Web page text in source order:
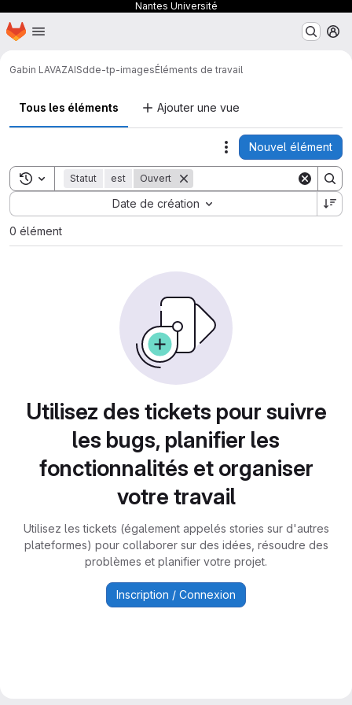
Nantes Université
Passer au contenu principal
Page d'accueil
Gabin LAVAZAISdde-tp-imagesÉléments de travail
Tous les éléments Ajouter une vue
Actions
Nouvel élément
Toggle search history
Statut est Ouvert
Date de création
Sort by:
0 élément
Utilisez des tickets pour suivre
les bugs, planifier les
fonctionnalités et organiser
votre travail
Utilisez les tickets (également appelés stories sur d'autres
plateformes) pour collaborer sur des idées, résoudre des
problèmes et planifier votre projet.
Inscription / Connexion